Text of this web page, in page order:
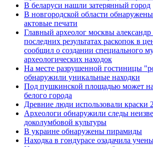
В беларуси нашли затерянный город
В новгородской области
актовые печати
Главный археолог москвы александр
последних результатах раскопок в
сообщил о создании специального
археологических находок
На месте разрушенной гостиницы
обнаружили уникальные находки
Под пушкинской площадью может
белого города
Древние люди использовали краски
Археологи обнаружили следы
доколумбовой культуры
В украине обнаружены пирамиды
Находка в гондурасе озадачила